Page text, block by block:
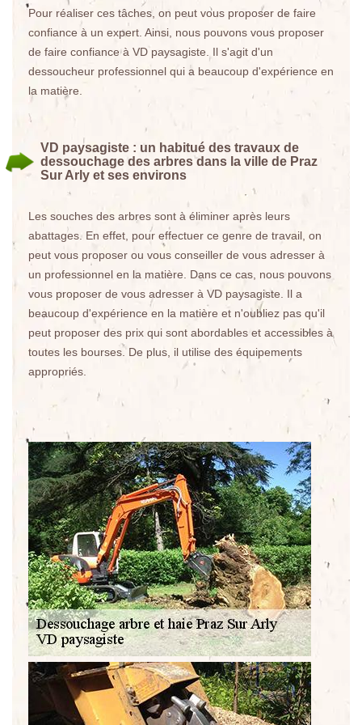
Pour réaliser ces tâches, on peut vous proposer de faire
confiance à un expert. Ainsi, nous pouvons vous proposer
de faire confiance à VD paysagiste. Il s'agit d'un
dessoucheur professionnel qui a beaucoup d'expérience en
la matière.
VD paysagiste : un habitué des travaux de
dessouchage des arbres dans la ville de Praz
Sur Arly et ses environs
Les souches des arbres sont à éliminer après leurs
abattages. En effet, pour effectuer ce genre de travail, on
peut vous proposer ou vous conseiller de vous adresser à
un professionnel en la matière. Dans ce cas, nous pouvons
vous proposer de vous adresser à VD paysagiste. Il a
beaucoup d'expérience en la matière et n'oubliez pas qu'il
peut proposer des prix qui sont abordables et accessibles à
toutes les bourses. De plus, il utilise des équipements
appropriés.